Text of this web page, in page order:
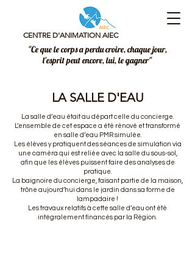
"Ce que le corps a perdu croire, chaque jour,
l'esprit peut encore, lui, le gagner"
CENTRE D'ANIMATION AIEC
LA SALLE D'EAU
La salle d’eau était au départ celle du concierge.
L’ensemble de cet espace a été rénové et transformé
en salle d’eau PMR simulée.
Les élèves y pratiquent des séances de simulation via
une caméra qui est reliée avec la salle du sous-sol,
afin que les élèves puissent faire des analyses de
pratique.
La baignoire du concierge, faisant partie de la maison,
trône aujourd’hui dans le jardin dans sa forme de
lampadaire !
Les travaux relatifs à cette salle d’eau ont été
intégralement financés par la Région.